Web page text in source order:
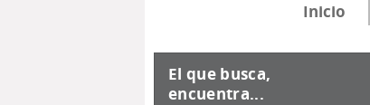
Inicio
El que busca,
encuentra...